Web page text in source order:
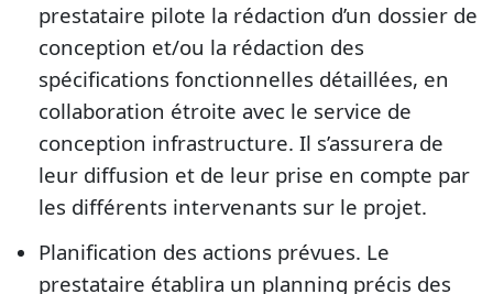
prestataire pilote la rédaction d’un dossier de
conception et/ou la rédaction des
spécifications fonctionnelles détaillées, en
collaboration étroite avec le service de
conception infrastructure. Il s’assurera de
leur diffusion et de leur prise en compte par
les différents intervenants sur le projet.
Planification des actions prévues. Le
prestataire établira un planning précis des